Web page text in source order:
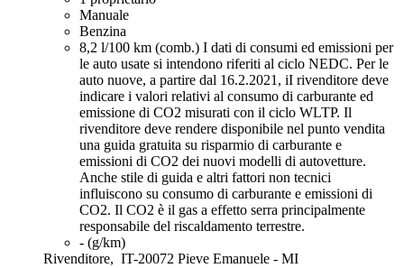
Manuale
Benzina
8,2 l/100 km (comb.) I dati di consumi ed emissioni per
le auto usate si intendono riferiti al ciclo NEDC. Per le
auto nuove, a partire dal 16.2.2021, iI rivenditore deve
indicare i valori relativi al consumo di carburante ed
emissione di CO2 misurati con il ciclo WLTP. Il
rivenditore deve rendere disponibile nel punto vendita
una guida gratuita su risparmio di carburante e
emissioni di CO2 dei nuovi modelli di autovetture.
Anche stile di guida e altri fattori non tecnici
influiscono su consumo di carburante e emissioni di
CO2. Il CO2 è il gas a effetto serra principalmente
responsabile del riscaldamento terrestre.
- (g/km)
Rivenditore, IT-20072 Pieve Emanuele - MI